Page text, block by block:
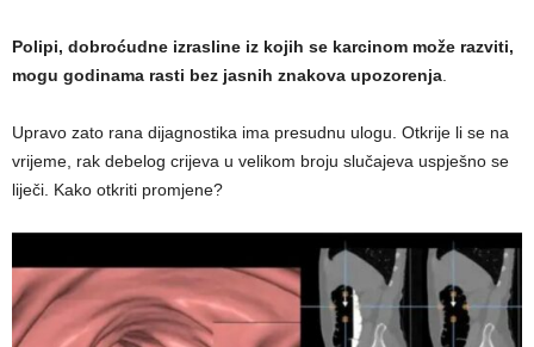
Polipi, dobroćudne izrasline iz kojih se karcinom može razviti,
mogu godinama rasti bez jasnih znakova upozorenja
Upravo zato rana dijagnostika ima presudnu ulogu. Otkrije li se na
vrijeme, rak debelog crijeva u velikom broju slučajeva uspješno se
liječi. Kako otkriti promjene?